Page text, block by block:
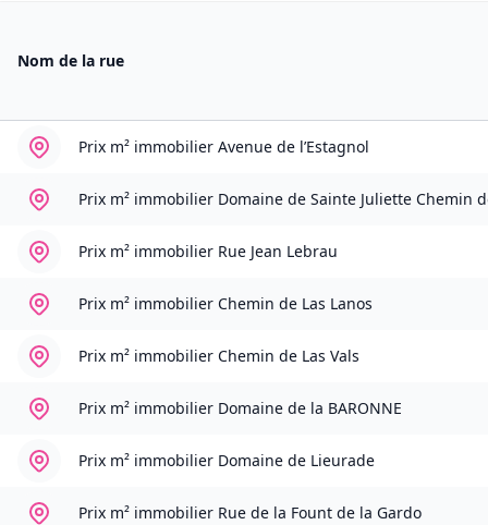
Nom de la rue
Prix m² immobilier Avenue de l’Estagnol
Prix m² immobilier Domaine de Sainte Juliette Chemin
Prix m² immobilier Rue Jean Lebrau
Prix m² immobilier Chemin de Las Lanos
Prix m² immobilier Chemin de Las Vals
Prix m² immobilier Domaine de la BARONNE
Prix m² immobilier Domaine de Lieurade
Prix m² immobilier Rue de la Fount de la Gardo